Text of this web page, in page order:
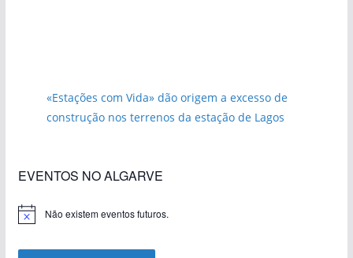
«Estações com Vida» dão origem a excesso de
construção nos terrenos da estação de Lagos
EVENTOS NO ALGARVE
Não existem eventos futuros.